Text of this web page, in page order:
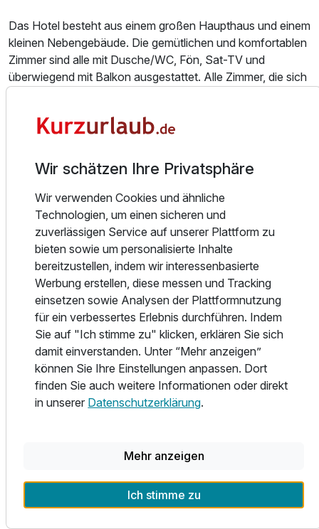
Ausstattung
Für 4 Tage p.P. ab 285,00 €
Das Hotel besteht aus einem großen Haupthaus und einem
kleinen Nebengebäude. Die gemütlichen und komfortablen
Zimmer sind alle mit Dusche/WC, Fön, Sat-TV und
überwiegend mit Balkon ausgestattet. Alle Zimmer, die sich
Urlaubsatmosphäre. Die Zimmerreinigung erfolgt jeden
Das first mountain Hotel Zillertal liegt nur 150m vom
Ortskern des Ortes Aschau im Zillertal entfernt und ist
inmitten der grünen Berge ein geborgener Urlaubsort. Der
idyllische und beliebte Ort Aschau liegt zentral im Zillertal in
ruhiger Lage an der alten Zillertaler Straße. Wer das Auto
stehen lassen möchte, ist in wenigen Minuten am Bahnhof
in Aschau angelangt und kann mit der schmalspurigen
Zillertalbahn das Tal erkunden.
Das Zillertal – von Fügen über Hochfügen, Kaltenbach, Zell
am Ziller, Hippach bis Mayrhofen, von Finkenberg bis
Hintertux – ist eines der beliebtesten Ziele für einen
Sommerurlaub in Österreich. Hier bieten sich für die ganze
Familie vielfältige Freizeitaktivitäten und Naturerlebnisse
Ob Sie im Sommer die über 800km Rad- und
Zweirad oder die über 1.000km beschilderten Wanderwege
entdecken wollen - in Sachen "Freizeitgestaltung" hat die
Wir schätzen Ihre Privatsphäre
Wir verwenden Cookies und ähnliche
Technologien, um einen sicheren und
zuverlässigen Service auf unserer Plattform zu
bieten sowie um personalisierte Inhalte
bereitzustellen, indem wir interessenbasierte
Werbung erstellen, diese messen und Tracking
einsetzen sowie Analysen der Plattformnutzung
für ein verbessertes Erlebnis durchführen. Indem
Sie auf "Ich stimme zu" klicken, erklären Sie sich
damit einverstanden. Unter “Mehr anzeigen”
können Sie Ihre Einstellungen anpassen. Dort
finden Sie auch weitere Informationen oder direkt
in unserer Datenschutzerklärung.
Mehr anzeigen
Ich stimme zu